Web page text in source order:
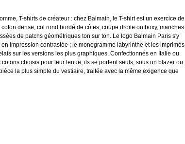
T-shirts de créateur : chez Balmain, le T-shirt est un exercice de
dense, col rond bordé de côtes, coupe droite ou boxy, manches
de patchs géométriques ton sur ton. Le logo Balmain Paris s'y
impression contrastée ; le monogramme labyrinthe et les imprimés
sur les versions les plus graphiques. Confectionnés en Italie ou
choisis pour leur tenue, ils se portent seuls, sous un blazer ou
la plus simple du vestiaire, traitée avec la même exigence que